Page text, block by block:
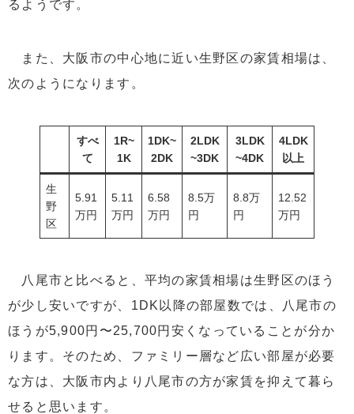
るようです。
また、大阪市の中心地に近い生野区の家賃相場は、
次のようになります。
すべ
て
1R~
1K
1DK~
2DK
2LDK
~3DK
3LDK
~4DK
4LDK
以上
生
野
区
5.91
万円
5.11
万円
6.58
万円
8.5万
円
8.8万
円
12.52
万円
八尾市と比べると、平均の家賃相場は生野区のほう
が少し安いですが、1DK以降の部屋数では、八尾市の
ほうが5,900円〜25,700円安くなっていることが分か
ります。そのため、ファミリー層など広い部屋が必要
な方は、大阪市内より八尾市の方が家賃を抑えて暮ら
せると思います。